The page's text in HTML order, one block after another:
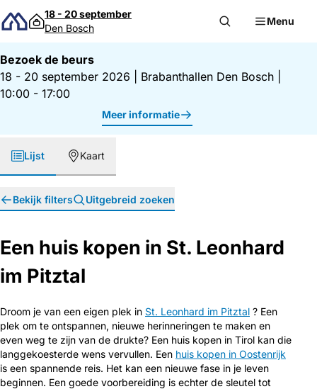
Direct naar inhoud
18 - 20 september
Den Bosch
Menu
Bezoek de beurs
18 - 20 september 2026
Brabanthallen Den Bosch
10:00 - 17:00
Meer informatie
Lijst Kaart
Bekijk filters Uitgebreid zoeken
Een huis kopen in St. Leonhard
im Pitztal
Droom je van een eigen plek in St. Leonhard im Pitztal ? Een
plek om te ontspannen, nieuwe herinneringen te maken en
even weg te zijn van de drukte? Een huis kopen in Tirol kan die
langgekoesterde wens vervullen. Een huis kopen in Oostenrijk
is een spannende reis. Het kan een nieuwe fase in je leven
beginnen. Een goede voorbereiding is echter de sleutel tot